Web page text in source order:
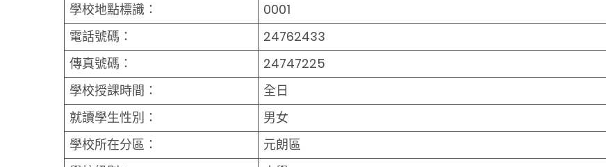
學校地點標識：
0001
電話號碼：
24762433
傳真號碼：
24747225
學校授課時間：
全日
就讀學生性別：
男女
學校所在分區：
元朗區